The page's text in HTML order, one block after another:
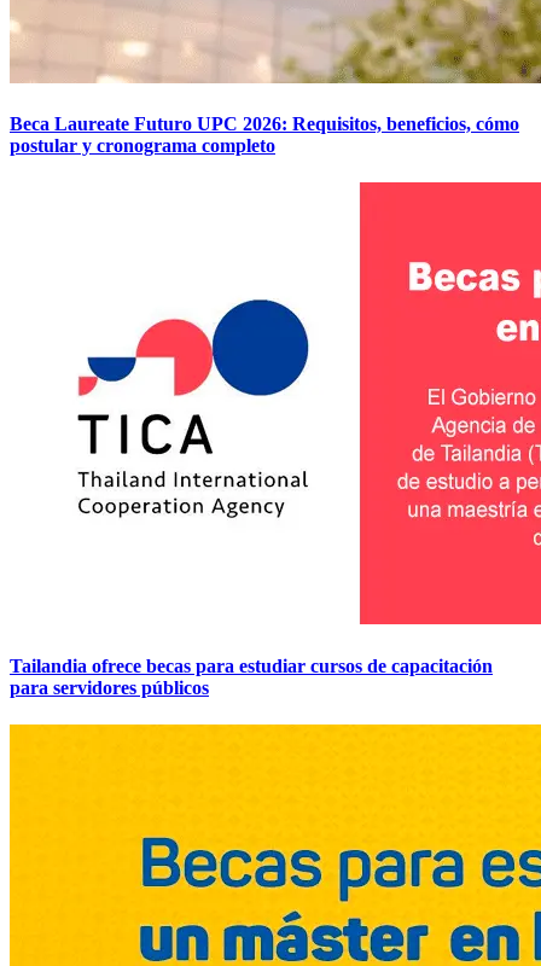
Beca Laureate Futuro UPC 2026: Requisitos, beneficios, cómo
postular y cronograma completo
Tailandia ofrece becas para estudiar cursos de capacitación
para servidores públicos